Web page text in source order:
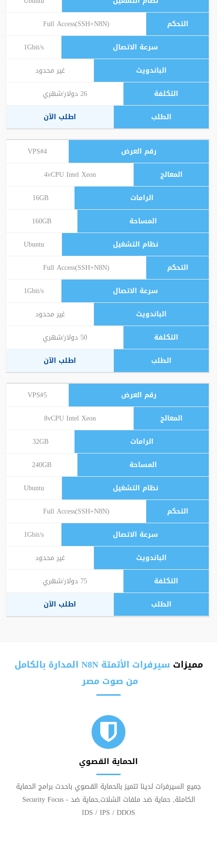
Full Access(SSH+N8N)
1Gbit/s
غير محدود
26 دولار/شهري
اطلب الآن
VPS#4
4vCPU Intel Xeon
16GB
160GB
Ubuntu
Full Access(SSH+N8N)
1Gbit/s
غير محدود
50 دولار/شهري
اطلب الآن
VPS#5
8vCPU Intel Xeon
32GB
240GB
Ubuntu
Full Access(SSH+N8N)
1Gbit/s
غير محدود
75 دولار/شهري
اطلب الآن
مميزات
سيرفرات الأتمتة N8N المدارة بالكامل
من صوت مصر
الحماية القصوي
جميع السيرفرات لدينا تتميز بالحماية القصوي باحدث برامج الحماية
الكاملة, حماية ضد ملفات الشلات,حماية ضد Security Focus -
IDS / IPS / DDOS